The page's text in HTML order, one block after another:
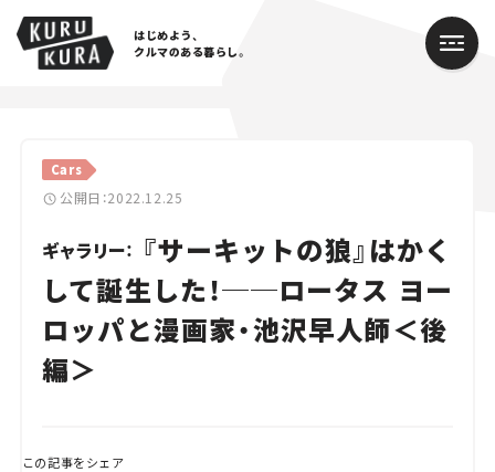
はじめよう、
クルマのある暮らし。
Cars
公開日：2022.12.25
ギャラリー： 『サーキットの狼』はかく
して誕生した！──ロータス ヨー
ロッパと漫画家・池沢早人師＜後
編＞
この記事をシェア
Cars
Lifestyle
Traffic
Special
Campaign